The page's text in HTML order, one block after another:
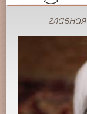
главная